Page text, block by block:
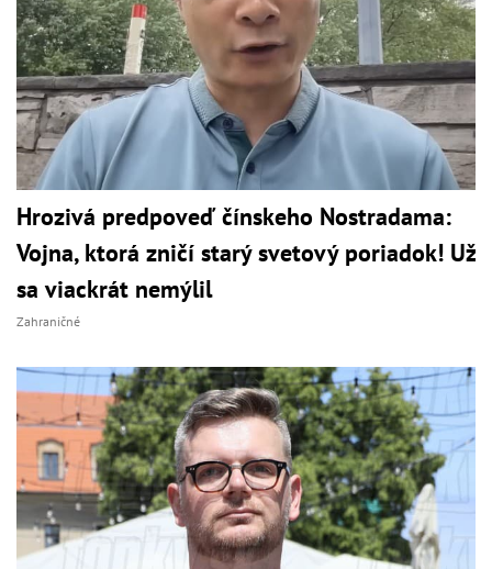
Hrozivá predpoveď čínskeho Nostradama:
Vojna, ktorá zničí starý svetový poriadok! Už
sa viackrát nemýlil
Zahraničné